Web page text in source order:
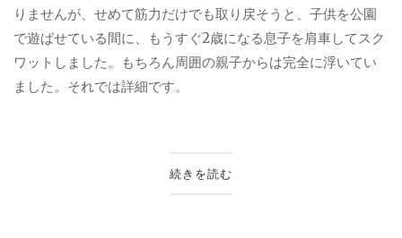
りませんが、せめて筋力だけでも取り戻そうと、子供を公園
で遊ばせている間に、もうすぐ2歳になる息子を肩車してスク
ワットしました。もちろん周囲の親子からは完全に浮いてい
ました。それでは詳細です。
続きを読む